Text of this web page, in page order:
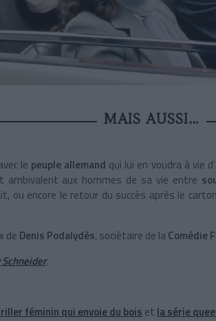
MAIS AUSSI…
le peuple allemand qui lui en voudra à vie
ambivalent aux hommes de sa vie entre
ou encore le retour du succès après le
de Denis Podalydès, sociétaire de laComédie
.
féminin qui envoie du bois et la série